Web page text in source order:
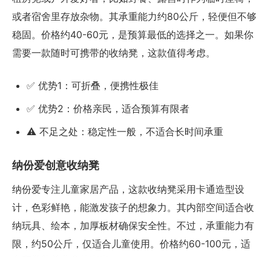
或者宿舍里存放杂物。其承重能力约80公斤，轻便但不够
稳固。价格约40-60元，是预算最低的选择之一。如果你
需要一款随时可携带的收纳凳，这款值得考虑。
✅ 优势1：可折叠，便携性极佳
✅ 优势2：价格亲民，适合预算有限者
⚠️ 不足之处：稳定性一般，不适合长时间承重
纳份爱创意收纳凳
纳份爱专注儿童家居产品，这款收纳凳采用卡通造型设
计，色彩鲜艳，能激发孩子的想象力。其内部空间适合收
纳玩具、绘本，加厚板材确保安全性。不过，承重能力有
限，约50公斤，仅适合儿童使用。价格约60-100元，适